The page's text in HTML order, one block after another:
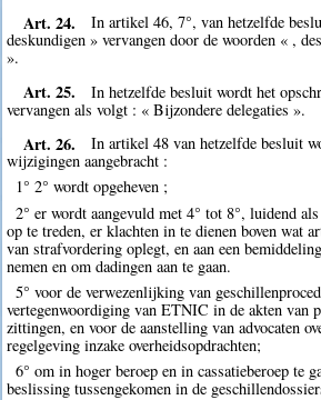
Art. 24.
In artikel 46, 7°, van hetzelfde
deskundigen » vervangen door de woorden « ,
».
Art. 25.
In hetzelfde besluit wordt het
vervangen als volgt : « Bijzondere delegaties ».
Art. 26.
In artikel 48 van hetzelfde besluit
wijzigingen aangebracht :
1° 2° wordt opgeheven ;
2° er wordt aangevuld met 4° tot 8°, luidend
op te treden, er klachten in te dienen boven wat
van strafvordering oplegt, en aan een
nemen en om dadingen aan te gaan.
5° voor de verwezenlijking van
vertegenwoordiging van ETNIC in de akten van
zittingen, en voor de aanstelling van advocaten
regelgeving inzake overheidsopdrachten;
6° om in hoger beroep en in cassatieberoep te
beslissing tussengekomen in de